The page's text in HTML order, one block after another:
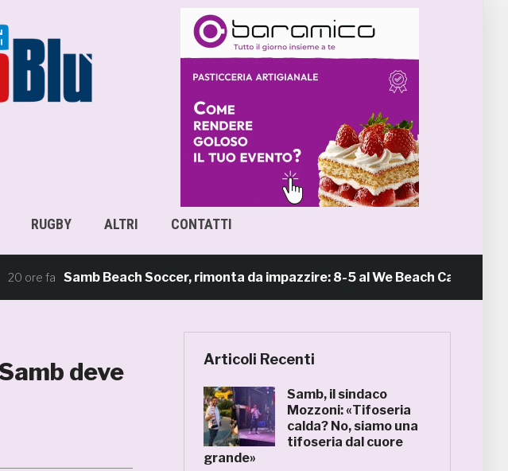
RUGBY ALTRI CONTATTI
fa Samb Beach Soccer, rimonta da impazzire: 8-5 al We Beach Catania e Finale
deve
Articoli Recenti
Samb, il sindaco
Mozzoni: «Tifoseria
calda? No, siamo una
tifoseria dal cuore
grande»